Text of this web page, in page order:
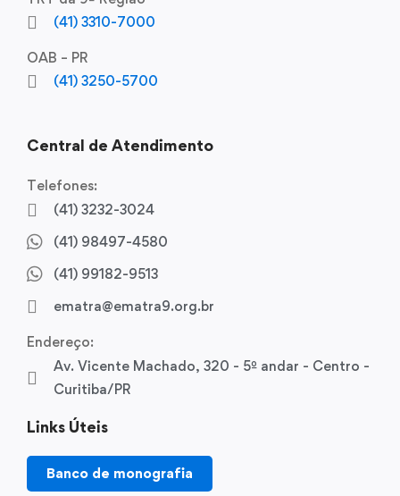
(41) 3310-7000
OAB – PR
(41) 3250-5700
Central de Atendimento
Telefones:
(41) 3232-3024
(41) 98497-4580
(41) 99182-9513
ematra@ematra9.org.br
Endereço:
Av. Vicente Machado, 320 - 5º andar - Centro -
Curitiba/PR
Links Úteis
Banco de monografia